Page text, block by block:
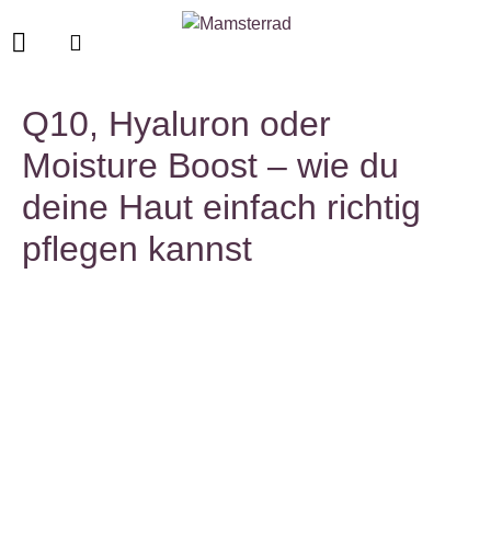
Q10, Hyaluron oder
Moisture Boost – wie du
deine Haut einfach richtig
pflegen kannst